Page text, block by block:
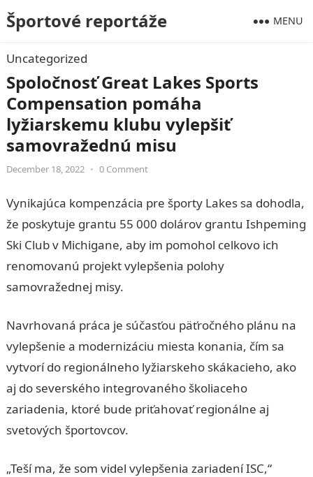
Športové reportáže MENU
Uncategorized
Spoločnosť Great Lakes Sports
Compensation pomáha
lyžiarskemu klubu vylepšiť
samovražednú misu
December 18, 2022 • 0 Comment
Vynikajúca kompenzácia pre športy Lakes sa dohodla,
že poskytuje grantu 55 000 dolárov grantu Ishpeming
Ski Club v Michigane, aby im pomohol celkovo ich
renomovanú projekt vylepšenia polohy
samovražednej misy.
Navrhovaná práca je súčasťou päťročného plánu na
vylepšenie a modernizáciu miesta konania, čím sa
vytvorí do regionálneho lyžiarskeho skákacieho, ako
aj do severského integrovaného školiaceho
zariadenia, ktoré bude priťahovať regionálne aj
svetových športovcov.
„Teší ma, že som videl vylepšenia zariadení ISC,“